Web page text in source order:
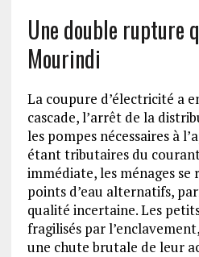
Une double rupture
Mourindi
La coupure d’électricité a
cascade, l’arrêt de la
les pompes nécessaires à
étant tributaires du
immédiate, les ménages
points d’eau alternatifs,
qualité incertaine. Les
fragilisés par
une chute brutale de leur